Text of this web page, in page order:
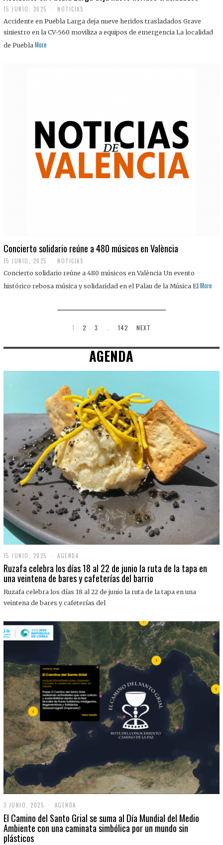
15 JUNIO, 2025 NOTICIAS
Accidente en Puebla Larga deja nueve heridos trasladados Grave
siniestro en la CV-560 moviliza a equipos de emergencia La localidad
de Puebla More
Concierto solidario reúne a 480 músicos en València
15 JUNIO, 2025 NOTICIAS
Concierto solidario reúne a 480 músicos en València Un evento
histórico rebosa música y solidaridad en el Palau de la Música El More
1 2 3 142 NEXT
AGENDA
15 JUNIO, 2025
J
U
I
O
0
2
5
AGENDA
Ruzafa celebra los días 18 al 22 de junio la ruta de la tapa en
una veintena de bares y cafeterías del barrio
Ruzafa celebra los días 18 al 22 de junio la ruta de la tapa en una
veintena de bares y cafeterías del
3 JUNIO, 2025
J
U
N
AGENDA
El Camino del Santo Grial se suma al Día Mundial del Medio
Ambiente con una caminata simbólica por un mundo sin
plásticos